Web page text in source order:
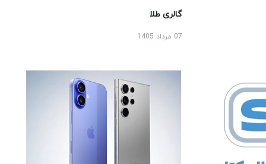
گالری طلا
07 مرداد 1405